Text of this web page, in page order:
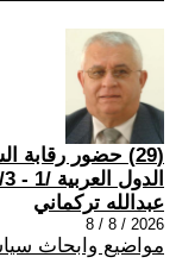
(29) حضور رقابة
الدول العربية /1 - 3/
عبدالله تركماني
2026 / 8 / 8
مواضيع وابحاث